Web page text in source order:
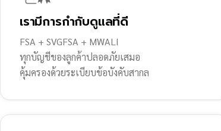
เรามีการกำกับดูแลที่ดี
FSA + SVGFSA + MWALI
ทุกบัญชีของลูกค้าปลอดภัยเสมอ
คุ้มครองด้วยระเบียบข้อบังคับสากล